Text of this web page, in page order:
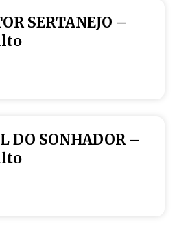
SERTANEJO –
DO SONHADOR –